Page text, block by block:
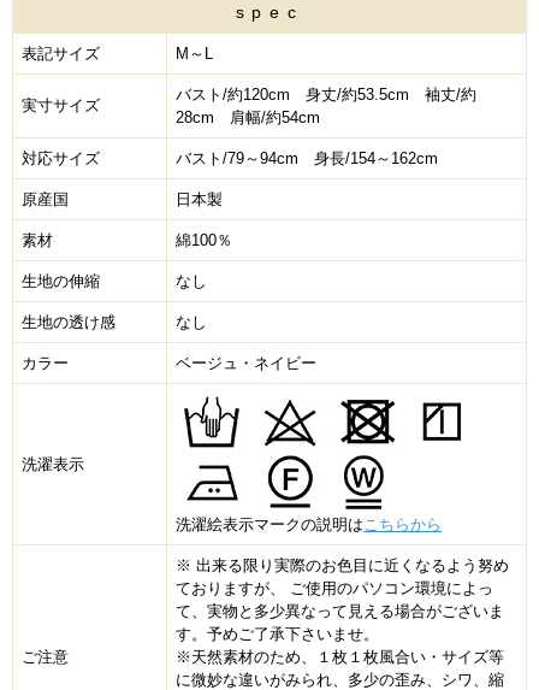
spec
表記サイズ M～L
実寸サイズ
バスト/約120cm 身丈/約53.5cm 袖丈/約
28cm 肩幅/約54cm
対応サイズ バスト/79～94cm 身長/154～162cm
原産国 日本製
素材 綿100％
生地の伸縮 なし
生地の透け感 なし
カラー ベージュ・ネイビー
洗濯表示
洗濯絵表示マークの説明は こちらから
ご注意
※ 出来る限り実際のお色目に近くなるよう努め
ておりますが、 ご使用のパソコン環境によっ
て、実物と多少異なって見える場合がございま
す。予めご了承下さいませ。
※天然素材のため、１枚１枚風合い・サイズ等
に微妙な違いがみられ、多少の歪み、シワ、縮